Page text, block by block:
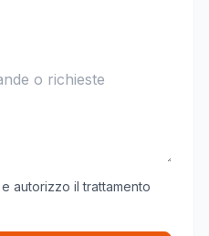
e autorizzo il trattamento